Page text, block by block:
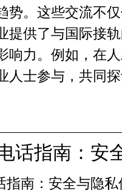
势。这些交流不
提供了与国际接
响力。例如，在
人士参与，共同
话指南：安
指南：安全与隐